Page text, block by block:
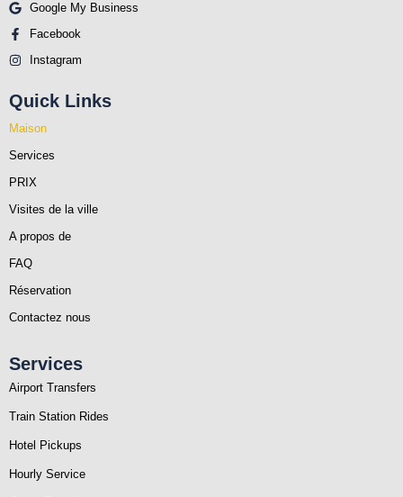
Google My Business
Facebook
Instagram
Quick Links
Maison
Services
PRIX
Visites de la ville
A propos de
FAQ
Réservation
Contactez nous
Services
Airport Transfers
Train Station Rides
Hotel Pickups
Hourly Service